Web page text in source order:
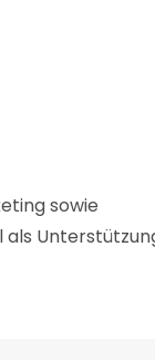
sowie
als